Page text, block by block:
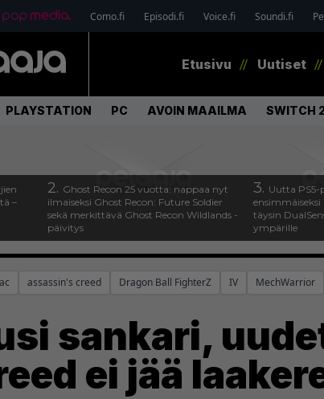
Como.fi Episodi.fi Voice.fi Soundi.fi
Etusivu Uutiset
PLAYSTATION PC AVOIN MAAILMA SWITCH
–
2. Ghost Recon 25 vuotta: nappaa nyt
ilmaiseksi Ghost Recon: Future Soldier
sekä merkittävä Ghost Recon Wildlands -
päivitys
3. Uutta
täysin
ympärille
ac assassin's creed Dragon Ball FighterZ IV MechWarrior
sankari,
ei jää